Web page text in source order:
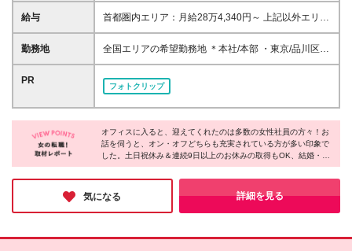
に立つ仕事がしたい」 「人の悩みを解決するお仕事
たい」 そんな想いをお持ちの方は大歓迎です◎
給与
首都圏内エリア：月給28万4,340円～ 上記以外エリ
ア：月給27万0,840円～ ※上記に加え、業績賞与年2
回やインセンティブなどの制度も御座います。 ※月給
変更はありません。 ☆充実した賞与やインセンティ
す。 自分へのご褒美や友人とのおしゃれなランチに
出かけたり 家族をディナーに誘ったりとプライベー
トも充実しています。 ☆配属に応じて入社1年目の社
は評価実額を支給♪
勤務地
全国エリアの希望勤務地 ＊本社/本部 ・東京/品川区大
崎 ・大阪/大阪市北区太融寺町 *第二支社 ・東京/新宿
区西新宿 ・横浜/横浜市神奈川区 ・船橋/船橋市本町
・大阪/大阪市北区 ・福岡/福岡市博多区 *支社 [北海道/
東北] ・札幌/札幌市北区 ・盛岡/盛岡市盛岡駅前通 ・
仙台/仙台市青葉区 ・郡山/郡山市清水台 [北関東] ・水
戸支社/茨城県水戸市 ・高崎/群馬県高崎市 ・宇都宮/
栃木県宇都宮市 [首都圏] ・大宮/さいたま市大宮区 ・
船橋/船橋市本町 ・横浜/横浜市神奈川区 [北陸/甲信越]
・新潟/新潟市中央区 ・富山/富山市新桜町 ・金沢/金
沢市広岡 [東海] ・静岡/静岡市葵区 ・名古屋/名古屋市
中区 [関西] ・京都/京都市中京区 ・神戸/神戸市中央区
PR
フォトクリップ
オフィスに入ると、迎えてくれたのは多数の女性社員の方々！お
話を伺うと、オン・オフどちらも充実されている方が多い印象で
した。土日祝休み＆連続9日以上のお休みの取得もOK、結婚・出
産・育児などのライフイベントに沿った休暇制度も充実してい
て、プライベートの時間も大切にできることがポイントなのだそ
う！今回は特に、未経験OKの募集とのことで「新しい仕事をは
じめたい」「長期的に活躍したい」方にはオススメです♪
気になる 詳細を見る